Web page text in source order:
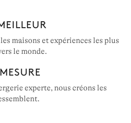
maisons et expériences les plus
le monde.
experte, nous créons les